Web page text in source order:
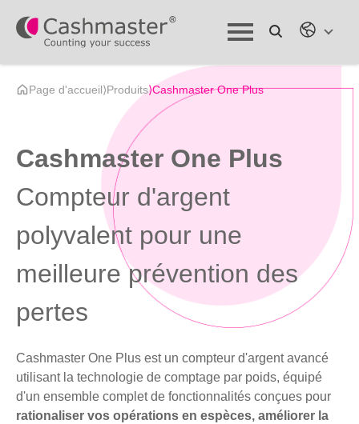
Page d'accueil⟩Produits⟩Cashmaster One Plus
Cashmaster One Plus
Compteur d'argent
polyvalent pour une
meilleure prévention des
pertes
Cashmaster One Plus est un compteur d'argent avancé
utilisant la technologie de comptage par poids, équipé
d'un ensemble complet de fonctionnalités conçues pour
rationaliser vos opérations en espèces, améliorer la